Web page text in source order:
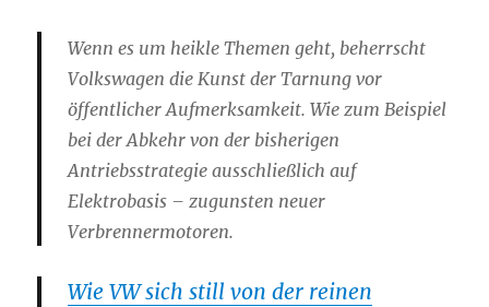
Wenn es um heikle Themen geht, beherrscht
Volkswagen die Kunst der Tarnung vor
öffentlicher Aufmerksamkeit. Wie zum Beispiel
bei der Abkehr von der bisherigen
Antriebsstrategie ausschließlich auf
Elektrobasis – zugunsten neuer
Verbrennermotoren.
Wie VW sich still von der reinen